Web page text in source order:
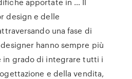
design e delle
una fase di
hanno sempre più
in grado di integrare tutti i
e della vendita,